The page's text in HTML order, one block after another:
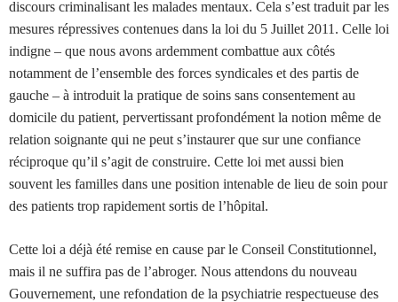
discours criminalisant les malades mentaux. Cela s’est traduit par les
mesures répressives contenues dans la loi du 5 Juillet 2011. Celle loi
indigne – que nous avons ardemment combattue aux côtés
notamment de l’ensemble des forces syndicales et des partis de
gauche – à introduit la pratique de soins sans consentement au
domicile du patient, pervertissant profondément la notion même de
relation soignante qui ne peut s’instaurer que sur une confiance
réciproque qu’il s’agit de construire. Cette loi met aussi bien
souvent les familles dans une position intenable de lieu de soin pour
des patients trop rapidement sortis de l’hôpital.
Cette loi a déjà été remise en cause par le Conseil Constitutionnel,
mais il ne suffira pas de l’abroger. Nous attendons du nouveau
Gouvernement, une refondation de la psychiatrie respectueuse des